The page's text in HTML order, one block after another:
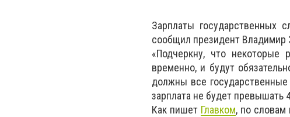
Зарплаты государственных
сообщил президент Владимир
«Подчеркну, что некоторые
временно, и будут
должны все
зарплата не будет превышать
Как пишет Главком, по словам